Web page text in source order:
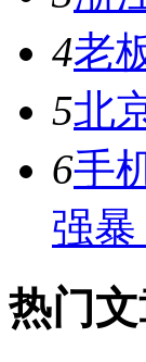
4老
5北
6手
强
热门